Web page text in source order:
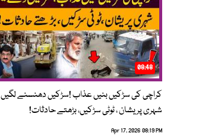
08:48
کراچی کی سڑکیں بنیں عذاب !سڑکیں دھنسنے لگیں
شہری پریشان ، ٹوٹی سڑکیں، بڑھتے حادثات!
Apr 17, 2026 08:19 PM